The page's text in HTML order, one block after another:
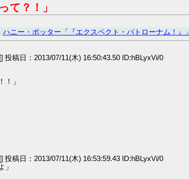
て？！」
ハニー・ポッター「『エクスペクト・パトローナム！』」
[] 投稿日：2013/07/11(木) 16:50:43.50 ID:hBLyxVi/0
！」
[] 投稿日：2013/07/11(木) 16:53:59.43 ID:hBLyxVi/0
」